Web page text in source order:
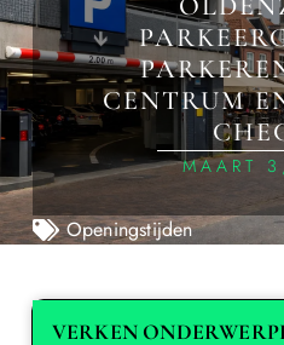
CENTRUM
MAART
Openingstijden
VERKEN